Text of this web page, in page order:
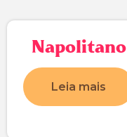
Napolitano
Leia mais